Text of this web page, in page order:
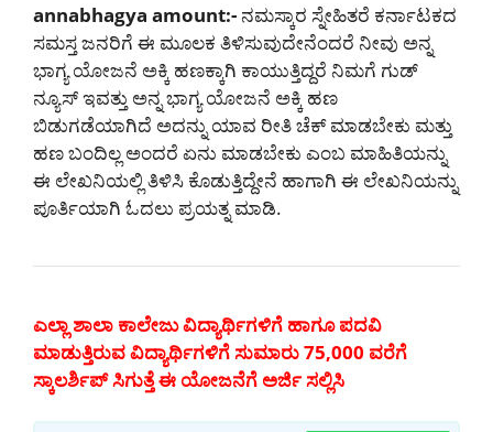
annabhagya amount:- ನಮಸ್ಕಾರ ಸ್ನೇಹಿತರೆ ಕರ್ನಾಟಕದ
ಸಮಸ್ತ ಜನರಿಗೆ ಈ ಮೂಲಕ ತಿಳಿಸುವುದೇನೆಂದರೆ ನೀವು ಅನ್ನ
ಭಾಗ್ಯ ಯೋಜನೆ ಅಕ್ಕಿ ಹಣಕ್ಕಾಗಿ ಕಾಯುತ್ತಿದ್ದರೆ ನಿಮಗೆ ಗುಡ್
ನ್ಯೂಸ್ ಇವತ್ತು ಅನ್ನ ಭಾಗ್ಯ ಯೋಜನೆ ಅಕ್ಕಿ ಹಣ
ಬಿಡುಗಡೆಯಾಗಿದೆ ಅದನ್ನು ಯಾವ ರೀತಿ ಚೆಕ್ ಮಾಡಬೇಕು ಮತ್ತು
ಹಣ ಬಂದಿಲ್ಲ ಅಂದರೆ ಏನು ಮಾಡಬೇಕು ಎಂಬ ಮಾಹಿತಿಯನ್ನು
ಈ ಲೇಖನಿಯಲ್ಲಿ ತಿಳಿಸಿ ಕೊಡುತ್ತಿದ್ದೇನೆ ಹಾಗಾಗಿ ಈ ಲೇಖನಿಯನ್ನು
ಪೂರ್ತಿಯಾಗಿ ಓದಲು ಪ್ರಯತ್ನ ಮಾಡಿ.
ಎಲ್ಲಾ ಶಾಲಾ ಕಾಲೇಜು ವಿದ್ಯಾರ್ಥಿಗಳಿಗೆ ಹಾಗೂ ಪದವಿ
ಮಾಡುತ್ತಿರುವ ವಿದ್ಯಾರ್ಥಿಗಳಿಗೆ ಸುಮಾರು 75,000 ವರೆಗೆ
ಸ್ಕಾಲರ್ಶಿಪ್ ಸಿಗುತ್ತೆ ಈ ಯೋಜನೆಗೆ ಅರ್ಜಿ ಸಲ್ಲಿಸಿ